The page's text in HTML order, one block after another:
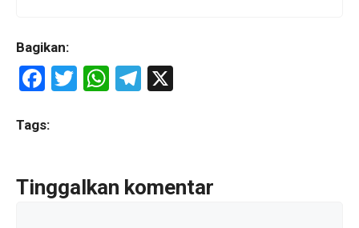
Bagikan:
F
ce
o
o
T
W
A
T
a
Tags:
Tinggalkan komentar